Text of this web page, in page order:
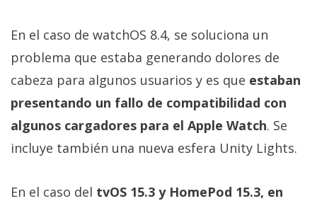
En el caso de watchOS 8.4, se soluciona un
problema que estaba generando dolores de
cabeza para algunos usuarios y es que estaban
presentando un fallo de compatibilidad con
algunos cargadores para el Apple Watch. Se
incluye también una nueva esfera Unity Lights.
En el caso del tvOS 15.3 y HomePod 15.3, en